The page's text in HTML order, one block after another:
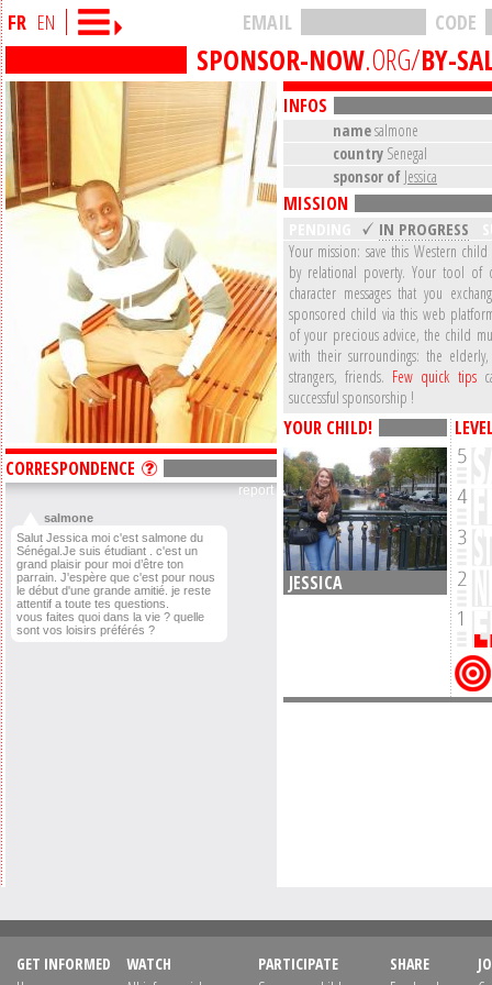
FR EN CODE
EMAIL
SPONSOR-NOW.ORG/BY-
CORRESPONDENCE
report
salmone
Salut Jessica moi c'est salmone du
Sénégal.Je suis étudiant . c'est un
grand plaisir pour moi d’être ton
parrain. J'espère que c'est pour nous
le début d'une grande amitié. je reste
attentif a toute tes questions.
vous faites quoi dans la vie ? quelle
sont vos loisirs préférés ?
INFOS
namesalmone
country Senegal
sponsor of Jessica
MISSION
IN PROGRESS
Your mission: save this Western
by relational poverty. Your tool of
character messages that you
sponsored child via this web
of your precious advice, the child
with their surroundings: the
strangers, friends. Few quick tips
successful sponsorship !
YOUR CHILD!
JESSICA
GET INFORMED
WATCH
PARTICIPATE
SHARE